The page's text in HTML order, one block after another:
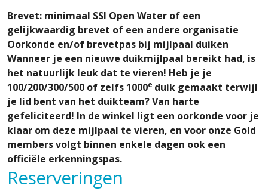
Brevet: minimaal SSI Open Water of een
gelijkwaardig brevet of een andere organisatie
Oorkonde en/of brevetpas bij mijlpaal duiken
Wanneer je een nieuwe duikmijlpaal bereikt had, is
het natuurlijk leuk dat te vieren! Heb je je
100/200/300/500 of zelfs 1000e duik gemaakt terwijl
je lid bent van het duikteam? Van harte
gefeliciteerd! In de winkel ligt een oorkonde voor je
klaar om deze mijlpaal te vieren, en voor onze Gold
members volgt binnen enkele dagen ook een
officiële erkenningspas.
Reserveringen